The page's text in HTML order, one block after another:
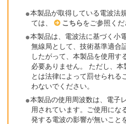
本製品が取得している電波法
ては、
こちらをご参照くだ
本製品は、電波法に基づく小
無線局として、技術基準適合
したがって、本製品を使用す
必要ありません。 ただし、本
とは法律によって罰せられる
わないでください。
本製品の使用周波数は、電子
用されています。ご使用にな
発する電波の影響が無いこと